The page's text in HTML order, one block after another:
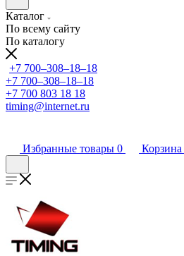
Каталог
По всему сайту
По каталогу
+7 700‒308‒18‒18
+7 700‒308‒18‒18
+7 700 803 18 18
timing@internet.ru
Избранные товары 0 Корзина